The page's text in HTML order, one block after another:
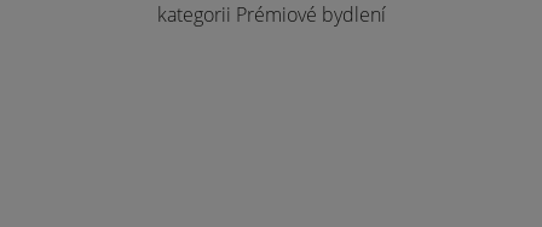
kategorii Prémiové bydlení